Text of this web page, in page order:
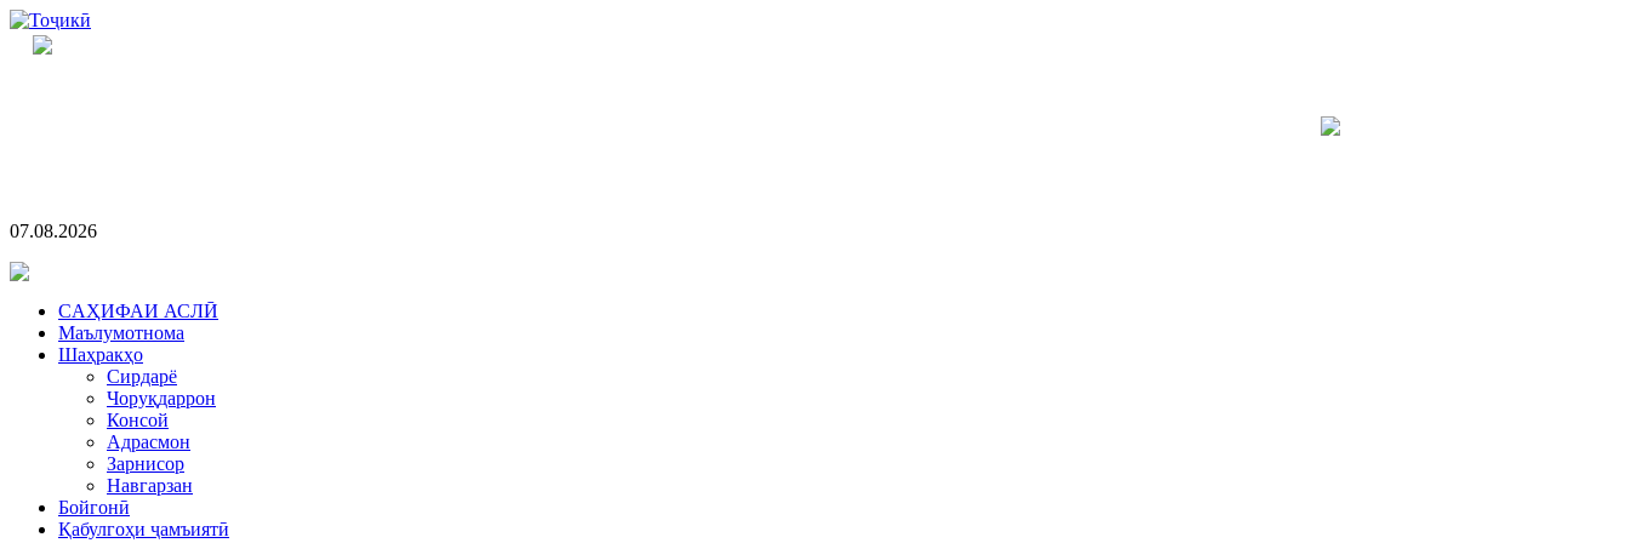
07.08.2026
CАҲИФАИ АСЛӢ
Маълумотнома
Шаҳракҳо
Сирдарё
Чоруқдаррон
Консой
Адрасмон
Зарнисор
Навгарзан
Бойгонӣ
Қабулгоҳи ҷамъиятӣ